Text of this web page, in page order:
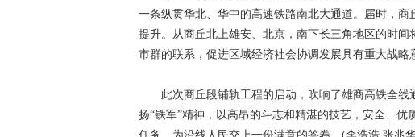
一条纵贯华北、华中的高速铁路南北大通道。届时，
提升。从商丘北上雄安、北京，南下长三角地区的时
市群的联系，促进区域经济社会协调发展具有重大战略
此次商丘段铺轨工程的启动，吹响了雄商高铁全线
扬“铁军”精神，以高昂的斗志和精湛的技艺，安全、